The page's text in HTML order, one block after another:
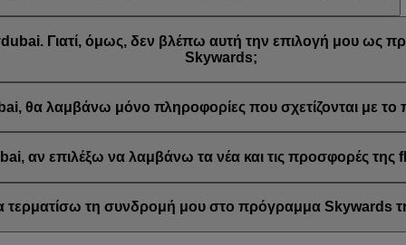
Γιατί, όμως, δεν βλέπω αυτή την επιλογή μου ως
Skywards;
συνδεδεμένη με πολλούς αριθμούς μελών του προγράμματος
Συνδεθείτε στον λογαριασμό σας στο πρόγραμμα Emirates
θα λαμβάνω μόνο πληροφορίες που σχετίζονται με
των προωθητικών ενεργειών από τη flydubai και
αν επιλέξω να λαμβάνω τα νέα και τις προσφορές της
σας προκειμένου να λαμβάνετε τέτοιου είδους ενημερωτικά
. τη συνδρομή μου στο πρόγραμμα Skywards